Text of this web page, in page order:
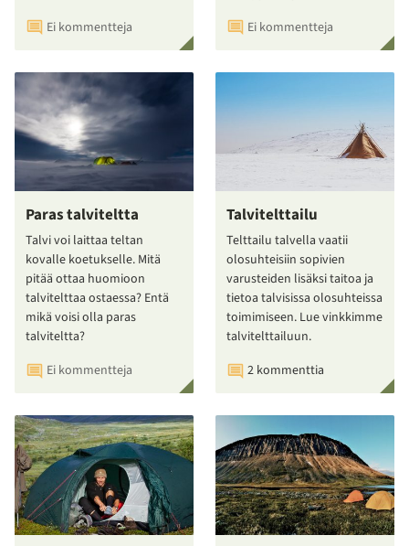
Ei kommentteja
Ei kommentteja
Paras talviteltta
Talvi voi laittaa teltan
kovalle koetukselle. Mitä
pitää ottaa huomioon
talvitelttaa ostaessa? Entä
mikä voisi olla paras
talviteltta?
Ei kommentteja
Talvitelttailu
Telttailu talvella vaatii
olosuhteisiin sopivien
varusteiden lisäksi taitoa ja
tietoa talvisissa olosuhteissa
toimimiseen. Lue vinkkimme
talvitelttailuun.
2 kommenttia